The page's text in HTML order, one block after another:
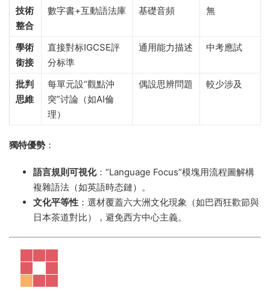
技術
整合
數字書+互動語法庫 基礎音頻 無
學術
銜接
直接對标IGCSE評
分标準
通用能力描述 中考應試
批判
思維
每單元設“觀點沖
突”讨論（如AI倫
理）
偶設思辨問題 較少涉及
獨特優勢 ​：
語言規則可視化​：“Language Focus”模塊用流程圖解構
複雜語法（如英語時态鏈）。
文化平等性 ​：選材覆蓋六大洲文化現象（如巴西狂歡節與
日本茶道對比），避免西方中心主義。